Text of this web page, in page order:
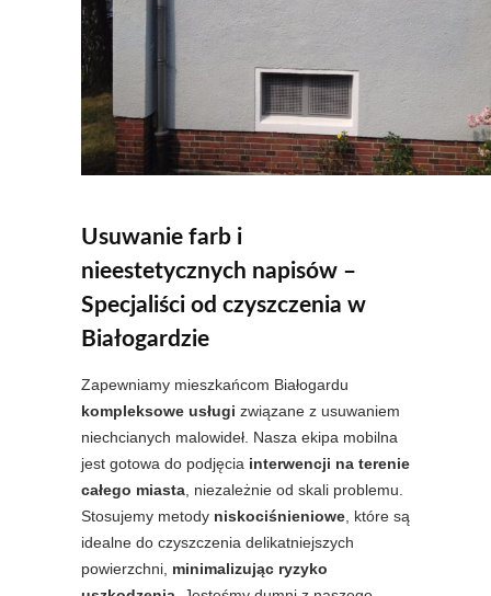
Usuwanie farb i
nieestetycznych napisów –
Specjaliści od czyszczenia w
Białogardzie
Zapewniamy mieszkańcom Białogardu
kompleksowe usługi związane z usuwaniem
niechcianych malowideł. Nasza ekipa mobilna
jest gotowa do podjęcia interwencji na terenie
całego miasta , niezależnie od skali problemu.
Stosujemy metody niskociśnieniowe , które są
idealne do czyszczenia delikatniejszych
powierzchni, minimalizując ryzyko